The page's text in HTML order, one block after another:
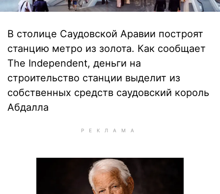
В столице Саудовской Аравии построят
станцию метро из золота. Как сообщает
The Independent, деньги на
строительство станции выделит из
собственных средств саудовский король
Абдалла